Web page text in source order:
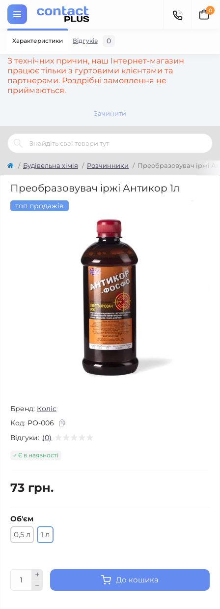
З технічних причин, наш Інтернет-магазин
працює тільки з гуртовими клієнтами та
партнерами. Роздрібні замовлення не
приймаються.
Зачинити
0
Будівельна хімія Розчинники Преобразовувач іржі
Преобразовувач іржі Антикор 1л
топ продажів
Бренд: Коліс
Код: РО-006
Відгуки: (0)
Є в наявності
73 грн.
Об'єм
0,5 л
1 л
До кошика
Характеристики Відгуків 0